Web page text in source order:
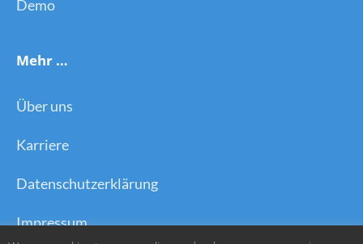
Demo
Mehr …
Über uns
Karriere
Datenschutzerklärung
Impressum